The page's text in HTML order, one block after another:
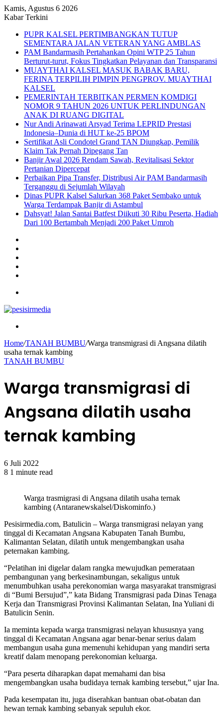
Kamis, Agustus 6 2026
Kabar Terkini
PUPR KALSEL PERTIMBANGKAN TUTUP
SEMENTARA JALAN VETERAN YANG AMBLAS
PAM Bandarmasih Pertahankan Opini WTP 25 Tahun
Berturut-turut, Fokus Tingkatkan Pelayanan dan Transparansi
MUAYTHAI KALSEL MASUK BABAK BARU,
FERINA TERPILIH PIMPIN PENGPROV. MUAYTHAI
KALSEL
PEMERINTAH TERBITKAN PERMEN KOMDIGI
NOMOR 9 TAHUN 2026 UNTUK PERLINDUNGAN
ANAK DI RUANG DIGITAL
Nur Andi Arinawati Arsyad Terima LEPRID Prestasi
Indonesia–Dunia di HUT ke-25 BPOM
Sertifikat Asli Condotel Grand TAN Diungkap, Pemilik
Klaim Tak Pernah Dipegang Tan
Banjir Awal 2026 Rendam Sawah, Revitalisasi Sektor
Pertanian Dipercepat
Perbaikan Pipa Transfer, Distribusi Air PAM Bandarmasih
Terganggu di Sejumlah Wilayah
Dinas PUPR Kalsel Salurkan 368 Paket Sembako untuk
Warga Terdampak Banjir di Astambul
Dahsyat! Jalan Santai Batfest Diikuti 30 Ribu Peserta, Hadiah
Dari 100 Bertambah Menjadi 200 Paket Umroh
Home/TANAH BUMBU/Warga transmigrasi di Angsana dilatih
usaha ternak kambing
TANAH BUMBU
Warga transmigrasi di
Angsana dilatih usaha
ternak kambing
6 Juli 2022
8 1 minute read
Warga trasmigrasi di Angsana dilatih usaha ternak
kambing (Antaranewskalsel/Diskominfo.)
Pesisirmedia.com, Batulicin – Warga transmigrasi nelayan yang
tinggal di Kecamatan Angsana Kabupaten Tanah Bumbu,
Kalimantan Selatan, dilatih untuk mengembangkan usaha
peternakan kambing.
“Pelatihan ini digelar dalam rangka mewujudkan pemerataan
pembangunan yang berkesinambungan, sekaligus untuk
menumbuhkan usaha perekonomian warga masyarakat transmigrasi
di “Bumi Bersujud”,” kata Bidang Transmigrasi pada Dinas Tenaga
Kerja dan Transmigrasi Provinsi Kalimantan Selatan, Ina Yuliani di
Batulicin Senin.
Ia meminta kepada warga transmigrasi nelayan khususnya yang
tinggal di Kecamatan Angsana agar benar-benar serius dalam
membangun usaha guna memenuhi kehidupan yang mandiri serta
kreatif dalam menopang perekonomian keluarga.
“Para peserta diharapkan dapat memahami dan bisa
mengembangkan usaha budidaya ternak kambing tersebut,” ujar Ina.
Pada kesempatan itu, juga diserahkan bantuan obat-obatan dan
hewan ternak kambing sebanyak sepuluh ekor.